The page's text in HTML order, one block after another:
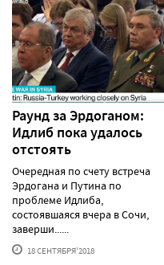
Раунд за Эрдоганом:
Идлиб пока удалось
отстоять
Очередная по счету встреча
Эрдогана и Путина по
проблеме Идлиба,
состоявшаяся вчера в Сочи,
заверши......
18 СЕНТЯБРЯ'2018